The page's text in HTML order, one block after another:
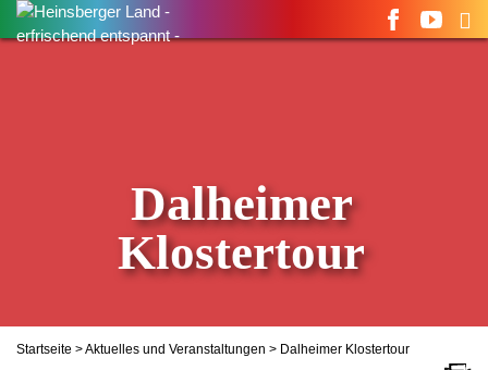
Suchen
nach:
Dalheimer
Klostertour
Startseite >Aktuelles und Veranstaltungen > Dalheimer Klostertour